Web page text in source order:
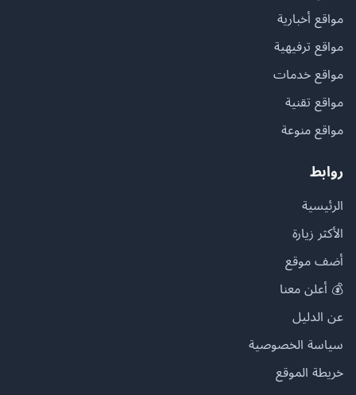
مواقع أخبارية
مواقع ترفيهية
مواقع خدمات
مواقع تقنية
مواقع منوعة
روابط
الرئيسية
الأكثر زيارة
أضف موقع
💰 أعلن معنا
عن الدليل
سياسة الخصوصية
خريطة الموقع